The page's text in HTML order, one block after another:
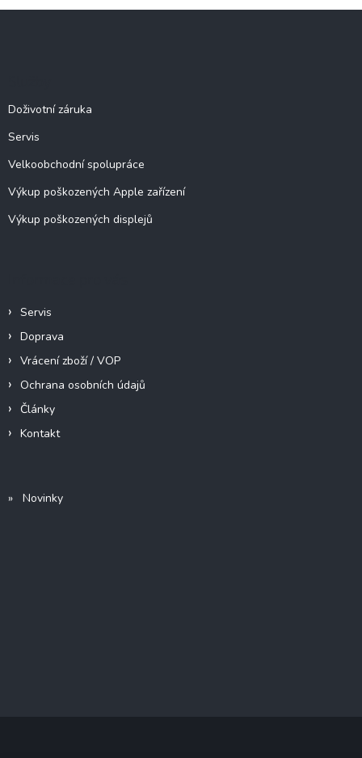
Doživotní záruka
Servis
Velkoobchodní spolupráce
Výkup poškozených Apple zařízení
Výkup poškozených displejů
Servis
Doprava
Vrácení zboží / VOP
Ochrana osobních údajů
Články
Kontakt
» Novinky